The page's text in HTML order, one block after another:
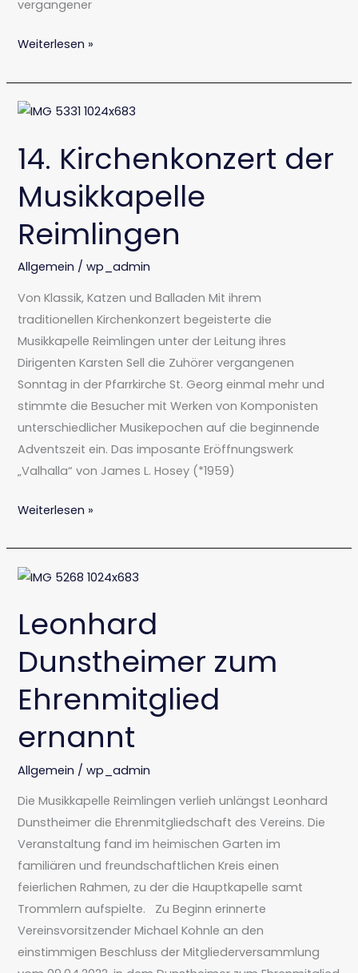
vergangener
Weiterlesen »
14. Kirchenkonzert der
Musikkapelle
Reimlingen
Allgemein /wp_admin
Von Klassik, Katzen und Balladen Mit ihrem
traditionellen Kirchenkonzert begeisterte die
Musikkapelle Reimlingen unter der Leitung ihres
Dirigenten Karsten Sell die Zuhörer vergangenen
Sonntag in der Pfarrkirche St. Georg einmal mehr und
stimmte die Besucher mit Werken von Komponisten
unterschiedlicher Musikepochen auf die beginnende
Adventszeit ein. Das imposante Eröffnungswerk
„Valhalla“ von James L. Hosey (*1959)
14.
der
Reimlingen
Weiterlesen »
Leonhard
Dunstheimer zum
Ehrenmitglied
ernannt
Allgemein /wp_admin
Die Musikkapelle Reimlingen verlieh unlängst Leonhard
Dunstheimer die Ehrenmitgliedschaft des Vereins. Die
Veranstaltung fand im heimischen Garten im
familiären und freundschaftlichen Kreis einen
feierlichen Rahmen, zu der die Hauptkapelle samt
Trommlern aufspielte. Zu Beginn erinnerte
Vereinsvorsitzender Michael Kohnle an den
einstimmigen Beschluss der Mitgliederversammlung
Leonhard
zum
ernannt